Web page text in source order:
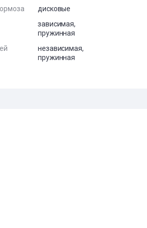
дисковые
зависимая,
пружинная
независимая,
пружинная